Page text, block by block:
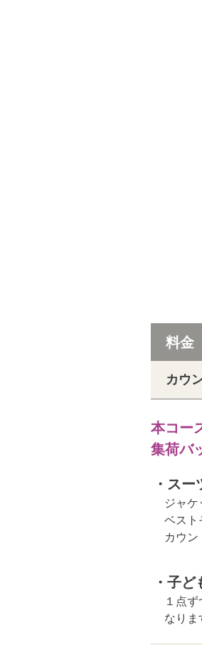
料金
カウ
本コー
集荷バ
・スー
ジャケ
ベスト
カウン
・子ど
１点
なりま